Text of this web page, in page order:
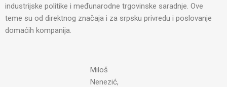
industrijske politike i međunarodne trgovinske saradnje. Ove
teme su od direktnog značaja i za srpsku privredu i poslovanje
domaćih kompanija.
Miloš
Nenezić,